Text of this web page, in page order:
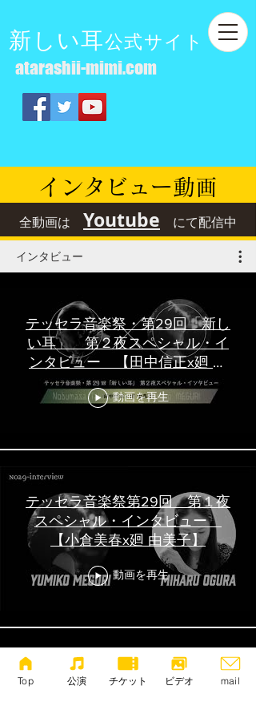
新しい耳公式サイト
atarashii-mimi.com
​インタビュー動画
全動画は Youtube にて配信中
インタビュー
テッセラ音楽祭・第29回「新し
い耳」 第２夜スペシャル・イ
ンタビュー 【田中信正x廻 由
美子】
動画を再生
テッセラ音楽祭第29回 第１夜
スペシャル・インタビュー
【小倉美春x廻 由美子】
動画を再生
高橋悠治x波多野睦美 音声イ
Top 公演 チケット ビデオ mail